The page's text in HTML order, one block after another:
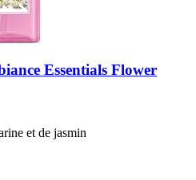
Essentials Flower
et de jasmin